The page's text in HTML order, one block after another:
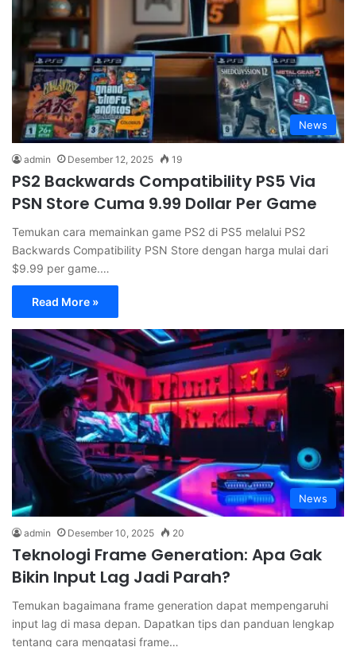
News
admin Desember 12, 2025 19
PS2 Backwards Compatibility PS5 Via
PSN Store Cuma 9.99 Dollar Per Game
Temukan cara memainkan game PS2 di PS5 melalui PS2
Backwards Compatibility PSN Store dengan harga mulai dari
$9.99 per game.…
Read More »
News
admin Desember 10, 2025 20
Teknologi Frame Generation: Apa Gak
Bikin Input Lag Jadi Parah?
Temukan bagaimana frame generation dapat mempengaruhi
input lag di masa depan. Dapatkan tips dan panduan lengkap
tentang cara mengatasi frame…